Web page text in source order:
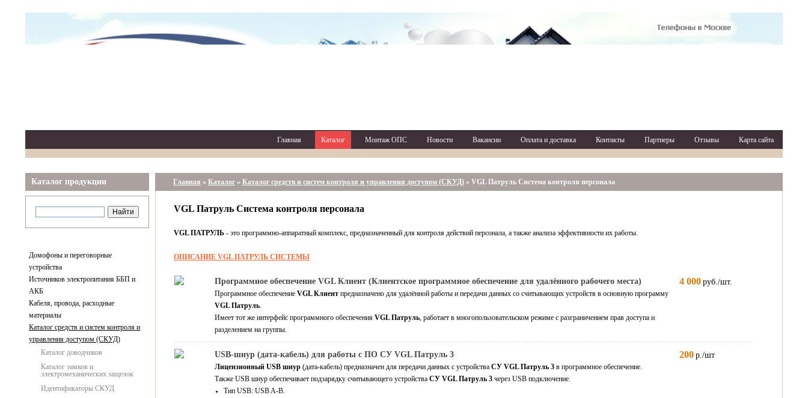
Главная Каталог Монтаж ОПС Новости Вакансии Оплата и доставка Контакты Партнеры Отзывы Карта сайта
Каталог продукции
Домофоны и переговорные
устройства
Источников электропитания ББП и
АКБ
Кабеля, провода, расходные
материалы
Каталог средств и систем контроля и
управления доступом (СКУД)
Каталог доводчиков
Каталог замков и
электромеханических защелок
Идентификаторы СКУД
Главная » Каталог » Каталог средств и систем контроля и управления доступом (СКУД) » VGL Патруль Система контроля персонала
VGL Патруль Система контроля персонала
VGL ПАТРУЛЬ - это программно-аппаратный комплекс, предназначенный для контроля действий персонала, а также анализа эффективности их работы.
ОПИСАНИЕ VGL ПАТРУЛЬ СИСТЕМЫ
Программное обеспечение VGL Клиент (Клиентское программное обеспечение для удалённого рабочего места)
Программное обеспечение VGL Клиент предназначено для удалённой работы и передачи данных со считывающих устройств в основную программу
VGL Патруль
Имеет тот же интерфейс программного обеспечения VGL Патруль , работает в многопользовательском режиме с разграничением прав доступа и
разделением на группы.
4 000 руб./шт.
USB-шнур (дата-кабель) для работы с ПО СУ VGL Патруль 3
Лицензионный USB шнур (дата-кабель) предназначен для передачи данных с устройства СУ VGL Патруль 3 в программное обеспечение.
Также USB шнур обеспечивает подзарядку считывающего устройства СУ VGL Патруль 3 через USB подключение.
Тип USB: USB A-B.
200 р./шт